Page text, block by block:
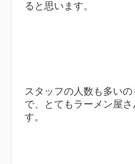
ると思います。
スタッフの人数も多い
で、とてもラーメン屋
す。